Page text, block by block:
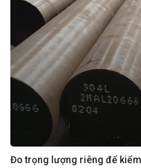
Đo trọng lượng riêng để